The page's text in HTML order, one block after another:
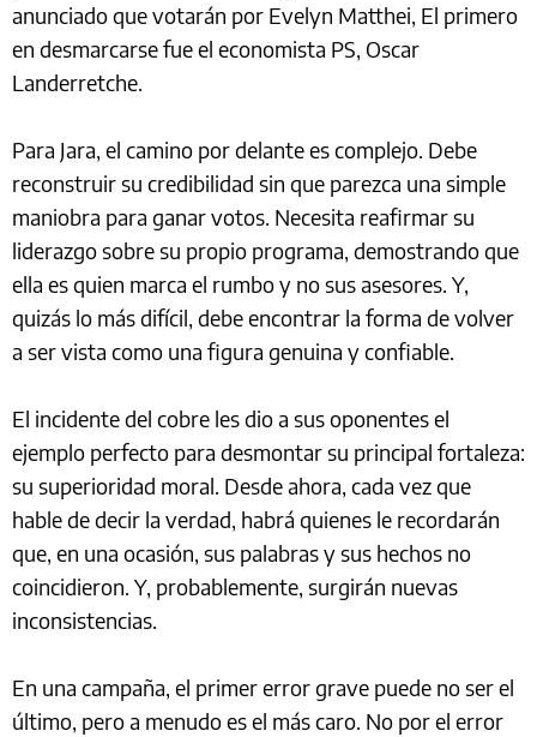
anunciado que votarán por Evelyn Matthei, El primero
en desmarcarse fue el economista PS, Oscar
Landerretche.
Para Jara, el camino por delante es complejo. Debe
reconstruir su credibilidad sin que parezca una simple
maniobra para ganar votos. Necesita reafirmar su
liderazgo sobre su propio programa, demostrando que
ella es quien marca el rumbo y no sus asesores. Y,
quizás lo más difícil, debe encontrar la forma de volver
a ser vista como una figura genuina y confiable.
El incidente del cobre les dio a sus oponentes el
ejemplo perfecto para desmontar su principal fortaleza:
su superioridad moral. Desde ahora, cada vez que
hable de decir la verdad, habrá quienes le recordarán
que, en una ocasión, sus palabras y sus hechos no
coincidieron. Y, probablemente, surgirán nuevas
inconsistencias.
En una campaña, el primer error grave puede no ser el
último, pero a menudo es el más caro. No por el error